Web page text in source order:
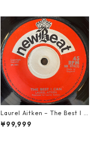
Laurel Aitken ‎– The Best I C
an【7-22012】
¥99,999